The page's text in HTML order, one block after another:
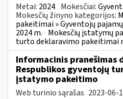
Metai: 2024 Mokesčiai:
Mokesčių žinyno kategorijos:
pakeitimai » Gyventojų
2024 m. Mokesčių įstatymų
turto deklaravimo pakeitimai
Informacinis pranešimas
Respublikos gyventojų
įstatymo pakeitimo
Web turinio sąrašas 2023-06-